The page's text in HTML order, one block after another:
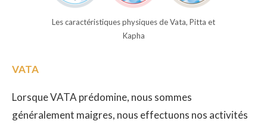
Les caractéristiques physiques de Vata, Pitta et
Kapha
VATA
Lorsque VATA prédomine, nous sommes
généralement maigres, nous effectuons nos activités